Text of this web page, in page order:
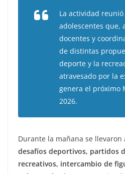
La actividad
adolescentes que,
docentes y
de distintas
deporte y la
atravesado por la
genera el próximo
2026.
Durante la mañana se llevaron
desafíos deportivos, partidos
recreativos, intercambio de